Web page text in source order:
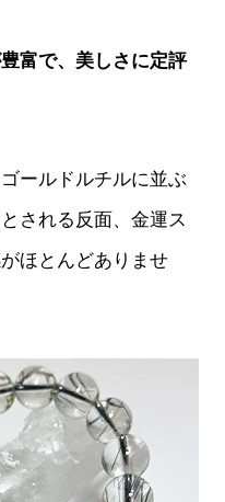
富で、美しさに定評
ールドルチルに並ぶ
される反面、金運ス
ほとんどありませ